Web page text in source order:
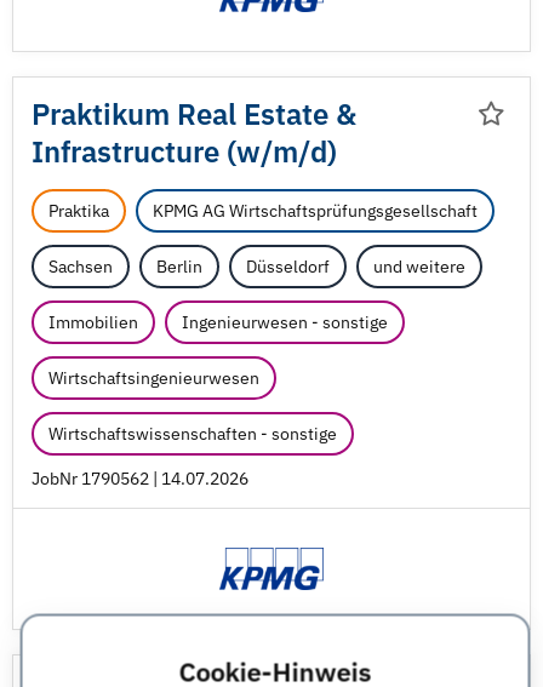
Cookie-Hinweis
Praktikum Real Estate &
Infrastructure (w/m/d)
Praktika KPMG AG Wirtschaftsprüfungsgesellschaft
Sachsen Berlin Düsseldorf und weitere
Immobilien Ingenieurwesen - sonstige
Wirtschaftsingenieurwesen
Wirtschaftswissenschaften - sonstige
JobNr 1790562 | 14.07.2026